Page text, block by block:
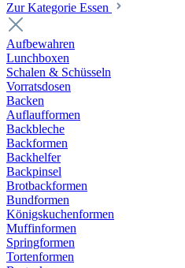
Zur Kategorie Essen
Aufbewahren
Lunchboxen
Schalen & Schüsseln
Vorratsdosen
Backen
Auflaufformen
Backbleche
Backformen
Backhelfer
Backpinsel
Brotbackformen
Bundformen
Königskuchenformen
Muffinformen
Springformen
Tortenformen